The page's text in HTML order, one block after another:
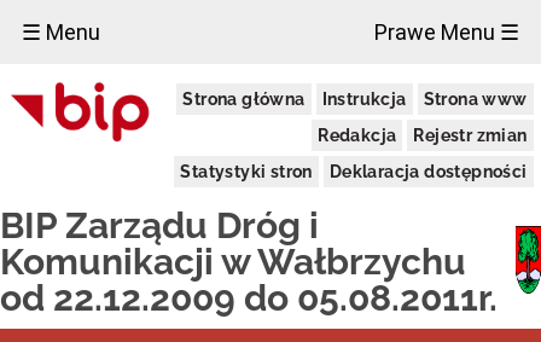
☰ Menu Prawe Menu ☰
Strona główna Instrukcja
Strona www
Redakcja
Rejestr zmian
Statystyki stron
Deklaracja dostępności
BIP Zarządu Dróg i
Komunikacji w Wałbrzychu
od 22.12.2009 do 05.08.2011r.
Publiczny
Transport
Zbiorowy
bezpośredniego
zawarcia
umowy
KANAŁY
TECHNOLOGICZNE
×